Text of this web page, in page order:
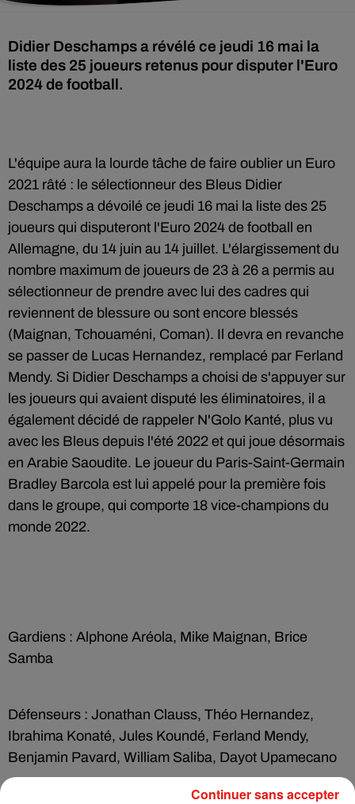
Didier Deschamps a révélé ce jeudi 16 mai la
liste des 25 joueurs retenus pour disputer l'Euro
2024 de football.
L'équipe aura la lourde tâche de faire oublier un Euro
2021 râté : le sélectionneur des Bleus Didier
Deschamps a dévoilé ce jeudi 16 mai la liste des 25
joueurs qui disputeront l'Euro 2024 de football en
Allemagne, du 14 juin au 14 juillet. L'élargissement du
nombre maximum de joueurs de 23 à 26 a permis au
sélectionneur de prendre avec lui des cadres qui
reviennent de blessure ou sont encore blessés
(Maignan, Tchouaméni, Coman). Il devra en revanche
se passer de Lucas Hernandez, remplacé par Ferland
Mendy. Si Didier Deschamps a choisi de s'appuyer sur
les joueurs qui avaient disputé les éliminatoires, il a
également décidé de rappeler N'Golo Kanté, plus vu
avec les Bleus depuis l'été 2022 et qui joue désormais
en Arabie Saoudite. Le joueur du Paris-Saint-Germain
Bradley Barcola est lui appelé pour la première fois
dans le groupe, qui comporte 18 vice-champions du
monde 2022.
Gardiens : Alphone Aréola, Mike Maignan, Brice
Samba
Défenseurs : Jonathan Clauss, Théo Hernandez,
Ibrahima Konaté, Jules Koundé, Ferland Mendy,
Benjamin Pavard, William Saliba, Dayot Upamecano
Continuer sans accepter